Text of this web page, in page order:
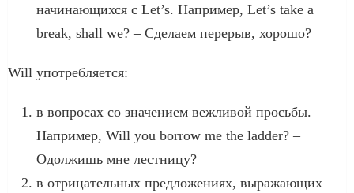
начинающихся с Let’s. Например, Let’s take a
break, shall we? – Сделаем перерыв, хорошо?
Will употребляется:
в вопросах со значением вежливой просьбы.
Например, Will you borrow me the ladder? –
Одолжишь мне лестницу?
в отрицательных предложениях, выражающих